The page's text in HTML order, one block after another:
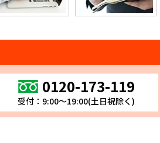
0120-173-119
受付：9:00～19:00(土日祝除く)